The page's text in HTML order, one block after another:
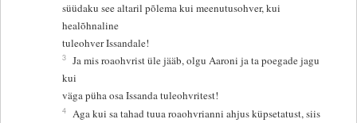
süüdaku see altaril põlema kui meenutusohver, kui
healõhnaline
tuleohver Issandale!
3 Ja mis roaohvrist üle jääb, olgu Aaroni ja ta poegade jagu
kui
väga püha osa Issanda tuleohvritest!
4 Aga kui sa tahad tuua roaohvrianni ahjus küpsetatust, siis